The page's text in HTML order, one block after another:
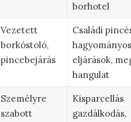
borhotel
Vezetett
borkóstoló,
pincebejárás
Családi
hagyományos
eljárások,
hangulat
Személyre
szabott
Kisparcellás
gazdálkodás,